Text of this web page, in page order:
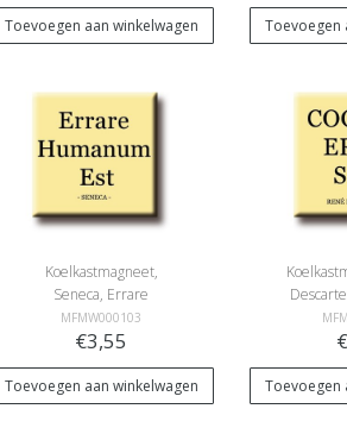
Toevoegen aan winkelwagen Toevoegen
Koelkastmagneet,
Seneca, Errare
Humanium Est
MFMW000103
€3,55
Toevoegen aan winkelwagen Toevoegen